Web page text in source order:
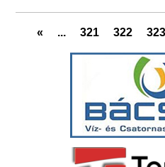
« ... 321 322 323